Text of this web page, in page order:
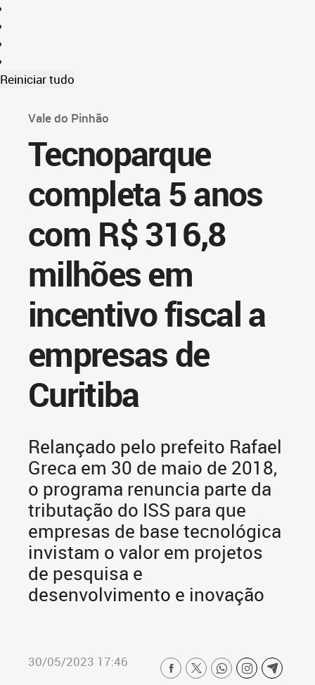
Reiniciar tudo
Vale do Pinhão
Tecnoparque
completa 5 anos
com R$ 316,8
milhões em
incentivo fiscal a
empresas de
Curitiba
Relançado pelo prefeito Rafael
Greca em 30 de maio de 2018,
o programa renuncia parte da
tributação do ISS para que
empresas de base tecnológica
invistam o valor em projetos
de pesquisa e
desenvolvimento e inovação
30/05/2023 17:46